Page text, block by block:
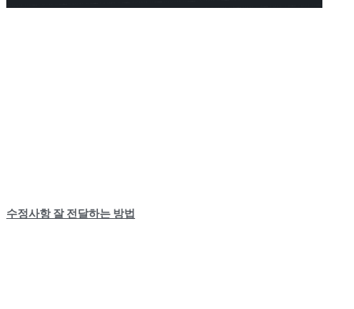
수정사항 잘 전달하는 방법